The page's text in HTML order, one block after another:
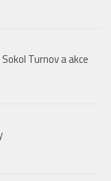
Turnov a akce